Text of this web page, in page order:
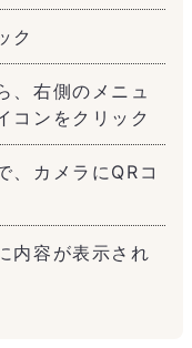
ク
、右側のメニュ
コンをクリック
、カメラにQRコ
内容が表示され